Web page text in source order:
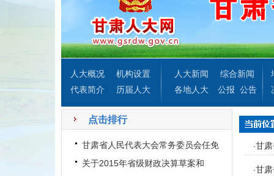
人大概况
机构设置
代表简介
历届人大
人大新闻
综合新闻
各地人大
公报 公告
点击排行
甘肃省人民代表大会常务委员会任免
名单
关于2015年省级财政决算草案和
·甘
·甘